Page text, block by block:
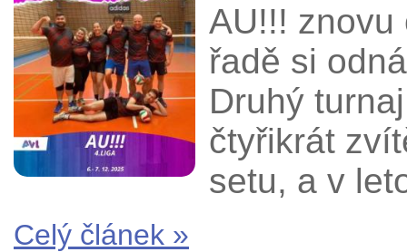
AU!!!
řadě si
Druhý
čtyřikrát
setu, a v
Celý článek »